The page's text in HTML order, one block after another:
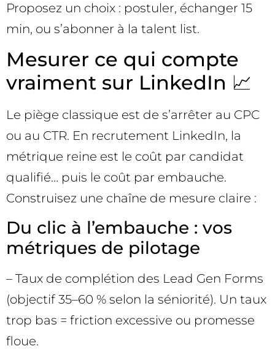
Proposez un choix : postuler, échanger 15
min, ou s’abonner à la talent list.
Mesurer ce qui compte
vraiment sur LinkedIn 📈
Le piège classique est de s’arrêter au CPC
ou au CTR. En recrutement LinkedIn, la
métrique reine est le coût par candidat
qualifié… puis le coût par embauche.
Construisez une chaîne de mesure claire :
Du clic à l’embauche : vos
métriques de pilotage
– Taux de complétion des Lead Gen Forms
(objectif 35–60 % selon la séniorité). Un taux
trop bas = friction excessive ou promesse
floue.